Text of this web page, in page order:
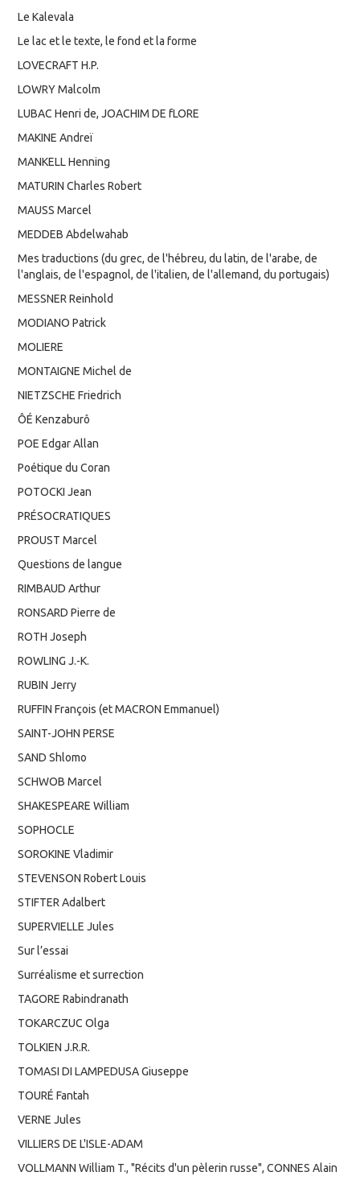
Le Kalevala
Le lac et le texte, le fond et la forme
LOVECRAFT H.P.
LOWRY Malcolm
LUBAC Henri de, JOACHIM DE fLORE
MAKINE Andreï
MANKELL Henning
MATURIN Charles Robert
MAUSS Marcel
MEDDEB Abdelwahab
Mes traductions (du grec, de l'hébreu, du latin, de l'arabe, de
l'anglais, de l'espagnol, de l'italien, de l'allemand, du portugais)
MESSNER Reinhold
MODIANO Patrick
MOLIERE
MONTAIGNE Michel de
NIETZSCHE Friedrich
ÔÉ Kenzaburô
POE Edgar Allan
Poétique du Coran
POTOCKI Jean
PRÉSOCRATIQUES
PROUST Marcel
Questions de langue
RIMBAUD Arthur
RONSARD Pierre de
ROTH Joseph
ROWLING J.-K.
RUBIN Jerry
RUFFIN François (et MACRON Emmanuel)
SAINT-JOHN PERSE
SAND Shlomo
SCHWOB Marcel
SHAKESPEARE William
SOPHOCLE
SOROKINE Vladimir
STEVENSON Robert Louis
STIFTER Adalbert
SUPERVIELLE Jules
Sur l’essai
Surréalisme et surrection
TAGORE Rabindranath
TOKARCZUC Olga
TOLKIEN J.R.R.
TOMASI DI LAMPEDUSA Giuseppe
TOURÉ Fantah
VERNE Jules
VILLIERS DE L'ISLE-ADAM
VOLLMANN William T., "Récits d'un pèlerin russe", CONNES Alain